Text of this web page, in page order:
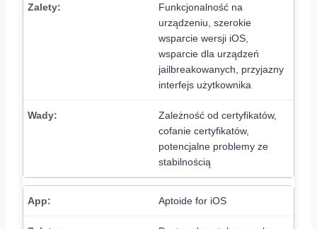
Funkcjonalność na
urządzeniu, szerokie
wsparcie wersji iOS,
wsparcie dla urządzeń
jailbreakowanych, przyjazny
interfejs użytkownika
Zależność od certyfikatów,
cofanie certyfikatów,
potencjalne problemy ze
stabilnością
Aptoide for iOS